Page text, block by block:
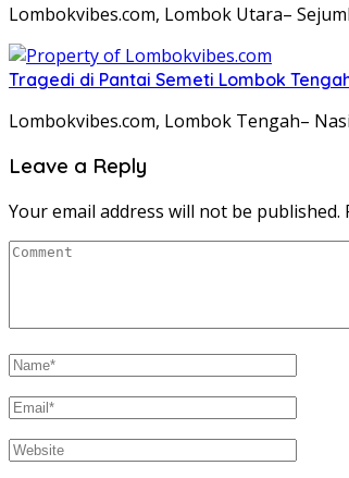
Lombokvibes.com, Lombok Utara–
Tragedi di Pantai Semeti Lombok
Lombokvibes.com, Lombok Tengah–
Leave a Reply
Your email address will not be published.